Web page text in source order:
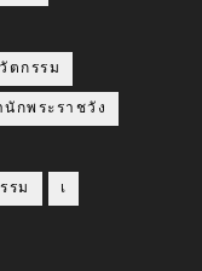
ตกรรม
นักพระราชวัง
รม เ